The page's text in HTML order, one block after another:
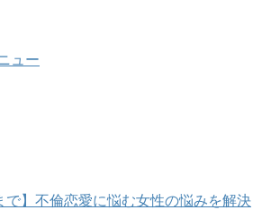
ュー
で】不倫恋愛に悩む女性の悩みを解決